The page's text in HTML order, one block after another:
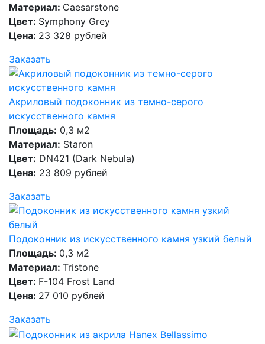
Материал: Caesarstone
Цвет: Symphony Grey
Цена: 23 328 рублей
Заказать
Акриловый подоконник из темно-серого
искусственного камня
Площадь: 0,3 м2
Материал: Staron
Цвет: DN421 (Dark Nebula)
Цена: 23 809 рублей
Заказать
Подоконник из искусственного камня узкий белый
Площадь: 0,3 м2
Материал: Tristone
Цвет: F-104 Frost Land
Цена: 27 010 рублей
Заказать